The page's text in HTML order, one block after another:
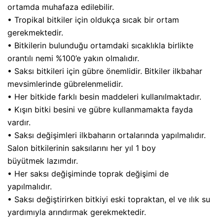
ortamda muhafaza edilebilir.
• Tropikal bitkiler için oldukça sıcak bir ortam
gerekmektedir.
• Bitkilerin bulunduğu ortamdaki sıcaklıkla birlikte
orantılı nemi %100’e yakın olmalıdır.
• Saksı bitkileri için gübre önemlidir. Bitkiler ilkbahar
mevsimlerinde gübrelenmelidir.
• Her bitkide farklı besin maddeleri kullanılmaktadır.
• Kışın bitki besini ve gübre kullanmamakta fayda
vardır.
• Saksı değişimleri ilkbaharın ortalarında yapılmalıdır.
Salon bitkilerinin saksılarını her yıl 1 boy
büyütmek lazımdır.
• Her saksı değişiminde toprak değişimi de
yapılmalıdır.
• Saksı değiştirirken bitkiyi eski topraktan, el ve ılık su
yardımıyla arındırmak gerekmektedir.